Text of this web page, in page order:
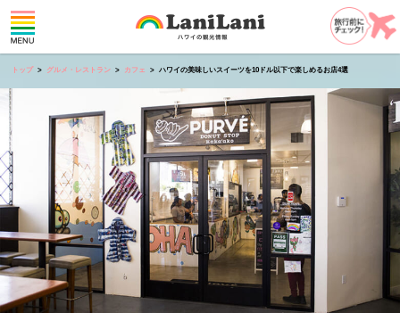
トップ グルメ・レストラン カフェ ハワイの美味しいスイーツを10ドル以下で楽しめるお店4選